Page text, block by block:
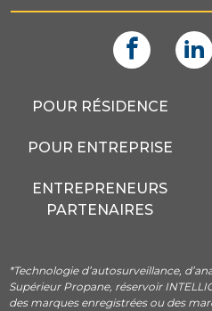
POUR RÉSIDENCE
POUR ENTREPRISE
ENTREPRENEURS
PARTENAIRES
*Technologie d’autosurveillance,
Supérieur Propane, réservoir
des marques enregistrées ou des